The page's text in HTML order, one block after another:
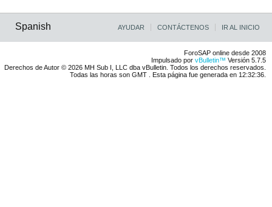
Spanish AYUDAR CONTÁCTENOS IR AL INICIO
ForoSAP online desde 2008
Impulsado por vBulletin™ Versión 5.7.5
Derechos de Autor © 2026 MH Sub I, LLC dba vBulletin. Todos los derechos reservados.
Todas las horas son GMT . Esta página fue generada en 12:32:36.